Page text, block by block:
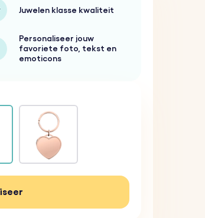
Juwelen klasse kwaliteit
Personaliseer jouw
favoriete foto, tekst en
emoticons